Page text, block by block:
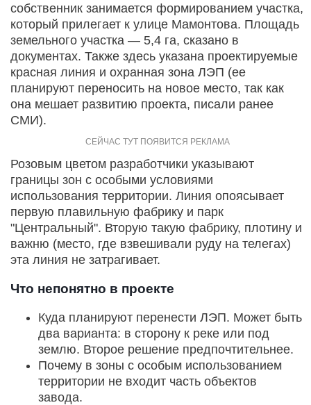
собственник занимается формированием участка,
который прилегает к улице Мамонтова. Площадь
земельного участка — 5,4 га, сказано в
документах. Также здесь указана проектируемые
красная линия и охранная зона ЛЭП (ее
планируют переносить на новое место, так как
она мешает развитию проекта, писали ранее
СМИ).
Розовым цветом разработчики указывают
границы зон с особыми условиями
использования территории. Линия опоясывает
первую плавильную фабрику и парк
"Центральный". Вторую такую фабрику, плотину и
важню (место, где взвешивали руду на телегах)
эта линия не затрагивает.
Что непонятно в проекте
Куда планируют перенести ЛЭП. Может быть
два варианта: в сторону к реке или под
землю. Второе решение предпочтительнее.
Почему в зоны с особым использованием
территории не входит часть объектов
завода.